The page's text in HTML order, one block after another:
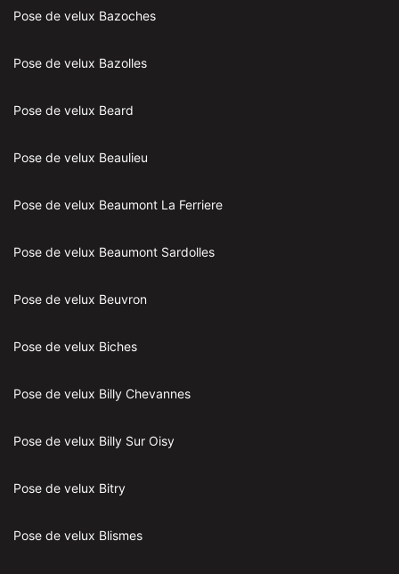
Pose de velux Bazoches
Pose de velux Bazolles
Pose de velux Beard
Pose de velux Beaulieu
Pose de velux Beaumont La Ferriere
Pose de velux Beaumont Sardolles
Pose de velux Beuvron
Pose de velux Biches
Pose de velux Billy Chevannes
Pose de velux Billy Sur Oisy
Pose de velux Bitry
Pose de velux Blismes